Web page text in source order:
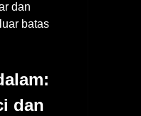
dan
batas
dan